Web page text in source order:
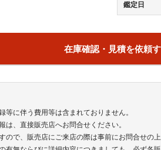
鑑定日
在庫確認・見積を依頼
等に伴う費用等は含まれておりません。
は、直接販売店へお問合せください。
ので、販売店にご来店の際は事前にお問合せの